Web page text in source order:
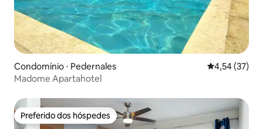
Condomínio ⋅ Pedernales 4,54 de uma
4,54 (37)
Madome Apartahotel
Preferido dos hóspedes
Preferido dos hóspedes